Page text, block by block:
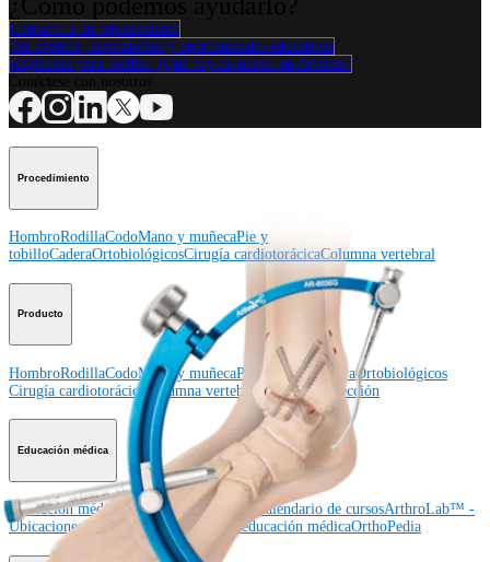
Contacte a un representante
Ver eventos, laboratorios y oportunidades educativas
Regístrese para recibir: ¿Qué hay de nuevo en Arthrex?
Procedimiento
HombroRodillaCodoMano y muñecaPie y
tobilloCaderaOrtobiológicosCirugía cardiotorácicaColumna vertebral
Producto
HombroRodillaCodoMano y muñecaPie y tobilloCaderaOrtobiológicos
Cirugía cardiotorácicaColumna vertebral Imagen y resección
Educación médica
Educación médica Descripción de cursos Calendario de cursosArthroLab™ -
UbicacionesNuestro departamento de educación médicaOrthoPedia